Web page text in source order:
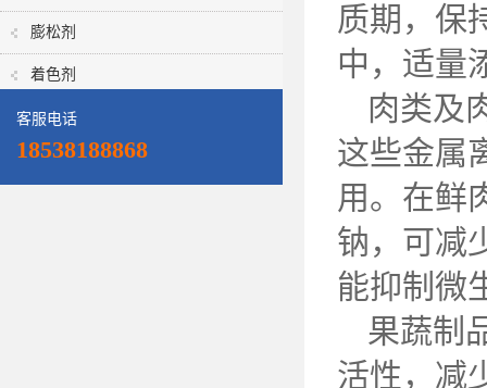
膨松剂
着色剂
客服电话
18538188868
质期，保
中，适量
肉类及
这些金属
用。在鲜
钠，可减
能抑制微
果蔬制
活性，减